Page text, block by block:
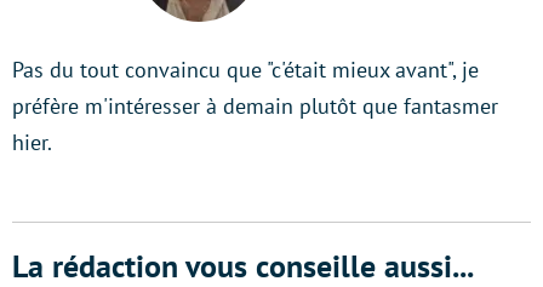
Pas du tout convaincu que "c'était mieux avant", je
préfère m'intéresser à demain plutôt que fantasmer
hier.
La rédaction vous conseille aussi...